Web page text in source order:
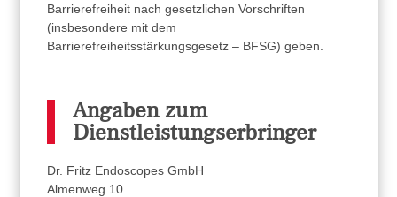
Barrierefreiheit nach gesetzlichen Vorschriften
(insbesondere mit dem
Barrierefreiheitsstärkungsgesetz – BFSG) geben.
Angaben zum
Dienstleistungserbringer
Dr. Fritz Endoscopes GmbH
Almenweg 10